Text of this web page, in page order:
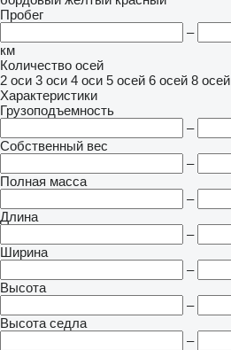
Пробег
–
км
Количество осей
2 оси 3 оси 4 оси 5 осей 6 осей 8 осей
Характеристики
Грузоподъемность
–
Собственный вес
–
Полная масса
–
Длина
–
Ширина
–
Высота
–
Высота седла
–